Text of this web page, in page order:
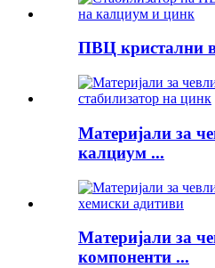
ПВЦ кристални
Материјали за
калциум ...
Материјали за
компоненти ...